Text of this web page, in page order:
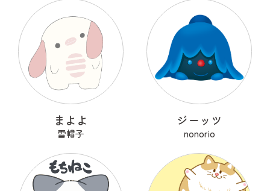
まよよ
雪帽子
ジーッツ
nonorio